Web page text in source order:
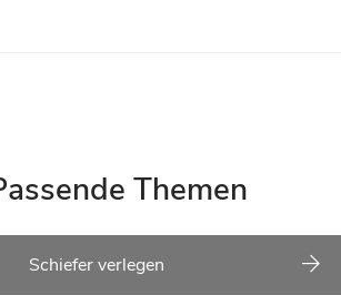
Themen
Schiefer verlegen